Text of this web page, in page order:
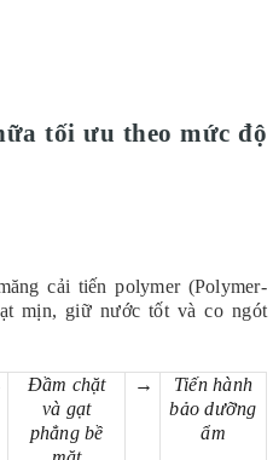
tối ưu theo mức độ
cải tiến polymer (Polymer-
mịn, giữ nước tốt và co ngót
Đầm chặt
và gạt
phẳng bề
→
Tiến hành
bảo dưỡng
ẩm